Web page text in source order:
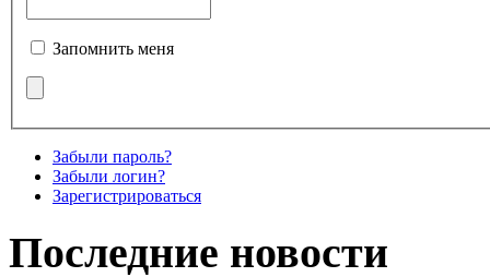
Запомнить меня
Забыли пароль?
Забыли логин?
Зарегистрироваться
Последние новости